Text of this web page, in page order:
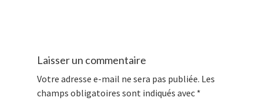
Laisser un commentaire
Votre adresse e-mail ne sera pas publiée. Les
champs obligatoires sont indiqués avec *